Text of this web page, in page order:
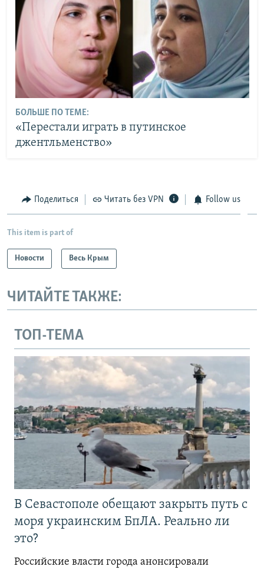
БОЛЬШЕ ПО ТЕМЕ:
«Перестали играть в путинское
джентльменство»
Поделиться Читать без VPN Follow us
This item is part of
Новости Весь Крым
ЧИТАЙТЕ ТАКЖЕ:
ТОП-ТЕМА
В Севастополе обещают закрыть путь с
моря украинским БпЛА. Реально ли
это?
Российские власти города анонсировали